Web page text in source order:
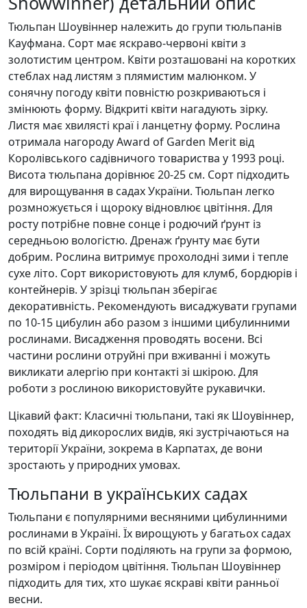
Тюльпан Шоувіннер належить до групи тюльпанів
Кауфмана. Сорт має яскраво-червоні квіти з
золотистим центром. Квіти розташовані на коротких
стеблах над листям з плямистим малюнком. У
сонячну погоду квіти повністю розкриваються і
змінюють форму. Відкриті квіти нагадують зірку.
Листя має хвилясті краї і ланцетну форму. Рослина
отримала нагороду Award of Garden Merit від
Королівського садівничого товариства у 1993 році.
Висота тюльпана дорівнює 20-25 см. Сорт підходить
для вирощування в садах України. Тюльпан легко
розмножується і щороку відновлює цвітіння. Для
росту потрібне повне сонце і родючий ґрунт із
середньою вологістю. Дренаж ґрунту має бути
добрим. Рослина витримує прохолодні зими і тепле
сухе літо. Сорт використовують для клумб, бордюрів і
контейнерів. У зрізці тюльпан зберігає
декоративність. Рекомендують висаджувати групами
по 10-15 цибулин або разом з іншими цибулинними
рослинами. Висадження проводять восени. Всі
частини рослини отруйні при вживанні і можуть
викликати алергію при контакті зі шкірою. Для
роботи з рослиною використовуйте рукавички.
Цікавий факт: Класичні тюльпани, такі як Шоувіннер,
походять від дикорослих видів, які зустрічаються на
території України, зокрема в Карпатах, де вони
зростають у природних умовах.
Тюльпани в українських садах
Тюльпани є популярними весняними цибулинними
рослинами в Україні. Їх вирощують у багатьох садах
по всій країні. Сорти поділяють на групи за формою,
розміром і періодом цвітіння. Тюльпан Шоувіннер
підходить для тих, хто шукає яскраві квіти ранньої
весни.